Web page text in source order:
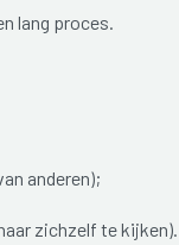
lang proces.
anderen);
zichzelf te kijken).